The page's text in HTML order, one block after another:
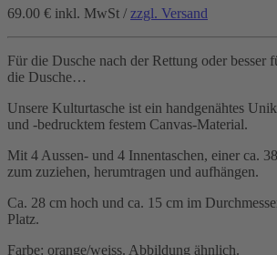
69.00 € inkl. MwSt / zzgl. Versand
Für die Dusche nach der Rettung oder besser
die Dusche…
Unsere Kulturtasche ist ein handgenähtes
und -bedrucktem festem Canvas-Material.
Mit 4 Aussen- und 4 Innentaschen, einer ca.
zum zuziehen, herumtragen und aufhängen.
Ca. 28 cm hoch und ca. 15 cm im
Platz.
Farbe: orange/weiss. Abbildung ähnlich.